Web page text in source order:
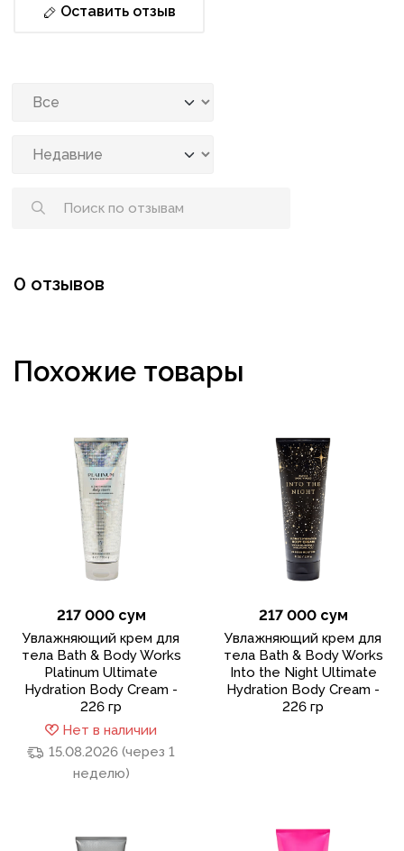
Оставить отзыв
0 отзывов
Похожие товары
217 000 сум
Увлажняющий крем для
тела Bath & Body Works
Platinum Ultimate
Hydration Body Cream -
226 гр
Нет в наличии
15.08.2026 (через 1
неделю)
217 000 сум
Увлажняющий крем для
тела Bath & Body Works
Into the Night Ultimate
Hydration Body Cream -
226 гр